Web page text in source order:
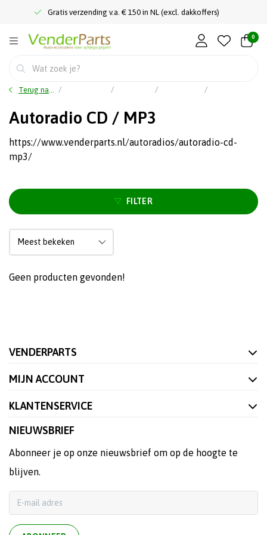
Gratis verzending v.a. € 150 in NL (excl. dakkoffers)
0
Terug naar home
Autoradio CD / MP3
https://www.venderparts.nl/autoradios/autoradio-cd-
mp3/
FILTER
Geen producten gevonden!
VENDERPARTS
MIJN ACCOUNT
KLANTENSERVICE
NIEUWSBRIEF
Abonneer je op onze nieuwsbrief om op de hoogte te
blijven.